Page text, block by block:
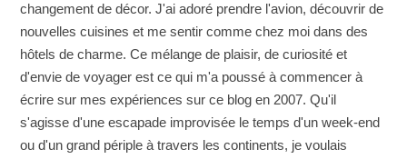
changement de décor. J'ai adoré prendre l'avion, découvrir de
nouvelles cuisines et me sentir comme chez moi dans des
hôtels de charme. Ce mélange de plaisir, de curiosité et
d'envie de voyager est ce qui m'a poussé à commencer à
écrire sur mes expériences sur ce blog en 2007. Qu'il
s'agisse d'une escapade improvisée le temps d'un week-end
ou d'un grand périple à travers les continents, je voulais